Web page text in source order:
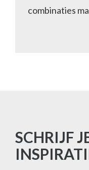
combinaties
SCHRIJF